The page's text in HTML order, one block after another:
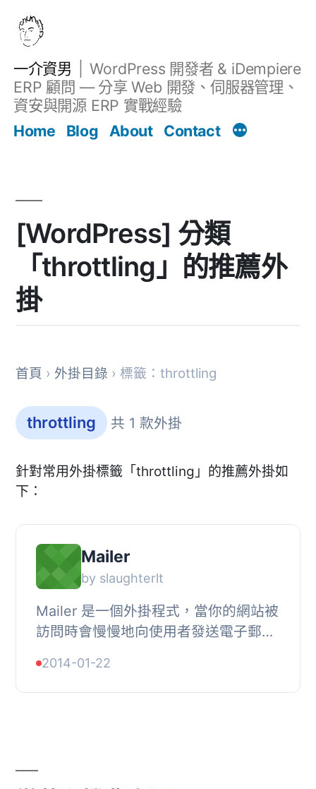
一介資男
WordPress 開發者 & iDempiere
ERP 顧問 — 分享 Web 開發、伺服器管理、
資安與開源 ERP 實戰經驗
Home
Blog About Contact
[WordPress] 分類
「throttling」的推薦外
掛
首頁 › 外掛目錄 › 標籤：throttling
throttling 共 1 款外掛
針對常用外掛標籤「throttling」的推薦外掛如
下：
Mailer
by slaughterlt
Mailer 是一個外掛程式，當你的網站被
訪問時會慢慢地向使用者發送電子郵
流。, Mailer 能夠與 WordPress 及其
他所有外掛程...
2014-01-22
文章 Filter